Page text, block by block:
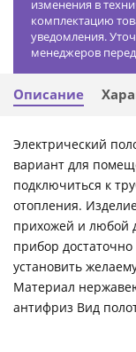
изменения в
комплектацию
уведомления.
менеджеров
Описание
Электрический
вариант для
подключиться к
отопления.
прихожей и любой
прибор
установить
Материал
антифриз Вид